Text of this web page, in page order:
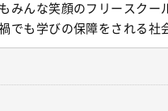
みんな笑顔のフリースクー
でも学びの保障をされる社